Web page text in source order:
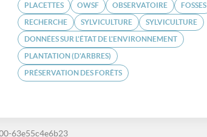
PLACETTES OWSF OBSERVATOIRE FOSSES
RECHERCHE SYLVICULTURE SYLVICULTURE
DONNÉES SUR L'ÉTAT DE L'ENVIRONNEMENT
PLANTATION (D'ARBRES)
PRÉSERVATION DES FORÊTS
63e55c4e6b23